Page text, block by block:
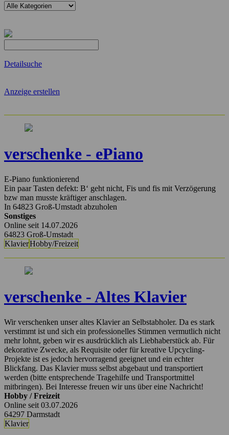
Detailsuche
Anzeige erstellen
verschenke - ePiano
E-Piano funktionierend
Ein paar Tasten defekt: B‘ geht nicht, Fis und fis mit Verzögerung
bzw man musste kräftiger anschlagen.
In 64823 Groß-Umstadt abzuholen
Sonstiges
Online seit 14.07.2026
64823 Groß-Umstadt
KlavierHobby/Freizeit
verschenke - Altes Klavier
Wir verschenken unser altes Klavier an Selbstabholer. Da es stark
verstimmt ist und sich ein professionelles Stimmen vermutlich nicht
mehr lohnt, geben wir es ausdrücklich als Liebhaberstück ab. Für
dekorative Zwecke, als Requisite oder für kreative Upcycling-
Projekte ist es jedoch hervorragend geeignet und ein echter
Blickfang. Das Klavier muss selbst abgebaut und transportiert
werden (bitte entsprechende Tragehilfe und Transportmittel
mitbringen). Bei Interesse freuen wir uns über eine Nachricht!
Hobby / Freizeit
Online seit 03.07.2026
64297 Darmstadt
Klavier